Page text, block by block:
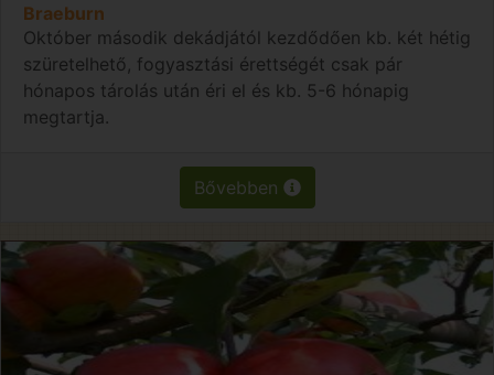
Braeburn
Október második dekádjától kezdődően kb. két hétig
szüretelhető, fogyasztási érettségét csak pár
hónapos tárolás után éri el és kb. 5-6 hónapig
megtartja.
Bővebben